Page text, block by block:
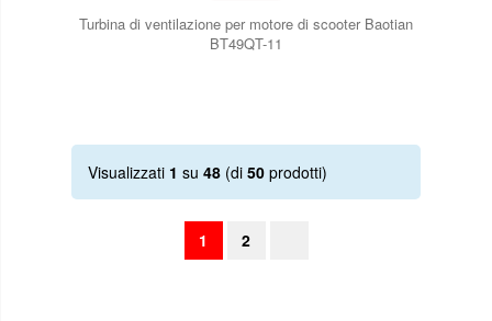
Turbina di ventilazione per motore di scooter Baotian
BT49QT-11
Visualizzati 1 su 48 (di 50 prodotti)
1 2